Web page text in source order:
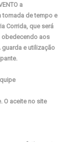
a
tomada de tempo e
Corrida, que será
obedecendo aos
e utilização
O aceite no site